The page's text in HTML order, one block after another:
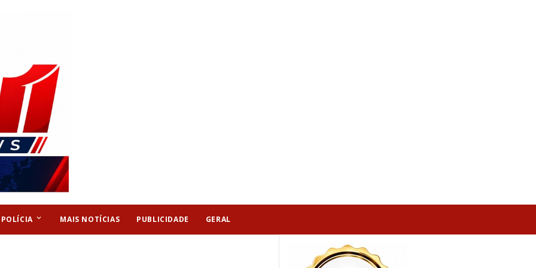
POLÍCIA keyboard_arrow_down MAIS NOTÍCIAS PUBLICIDADE GERAL